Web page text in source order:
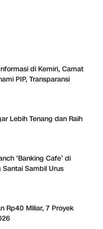
di Kemiri, Camat
PIP, Transparansi
Lebih Tenang dan Raih
‘Banking Cafe’ di
Sambil Urus
Rp40 Miliar, 7 Proyek